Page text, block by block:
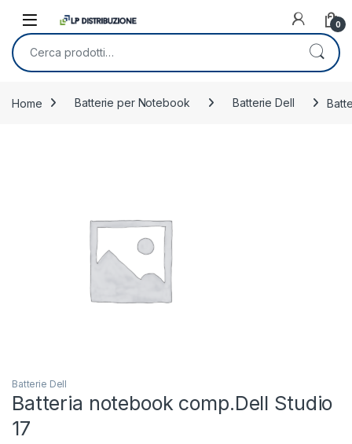
0
Cerca:
Home Batterie per Notebook Batterie Dell
Batterie Dell
Batteria notebook comp.Dell Studio
17